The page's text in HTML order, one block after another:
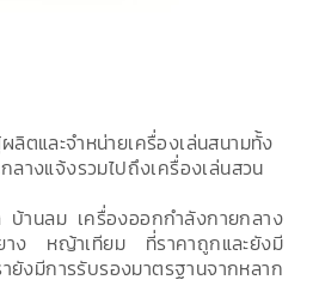
ผลิตและจำหน่ายเครื่องเล่นสนามทั้ง
กลางแจ้งรวมไปถึงเครื่องเล่นสวน
บ้านลม เครื่องออกกำลังกายกลาง
ง หญ้าเทียม ที่ราคาถูกและยังมี
งมีการรับรองมาตรฐานจากหลาก